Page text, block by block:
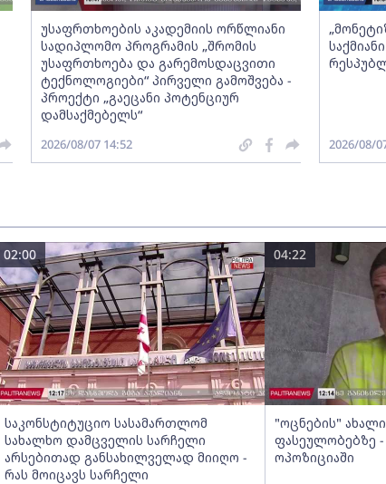
უსაფრთხოების აკადემიის ორწლიანი
სადიპლომო პროგრამის „შრომის
უსაფრთხოება და გარემოსდაცვითი
ტექნოლოგიები“ პირველი გამოშვება -
პროექტი „გაეცანი პოტენციურ
დამსაქმებელს“
2026/08/07 14:52 2026/08/
საკონსტიტუციო სასამართლომ
სახალხო დამცველის სარჩელი
არსებითად განსახილველად მიიღო -
რას მოიცავს სარჩელი
02:00
"ოცნების"
ფასეულობებზე -
ოპოზიციაში
04:22